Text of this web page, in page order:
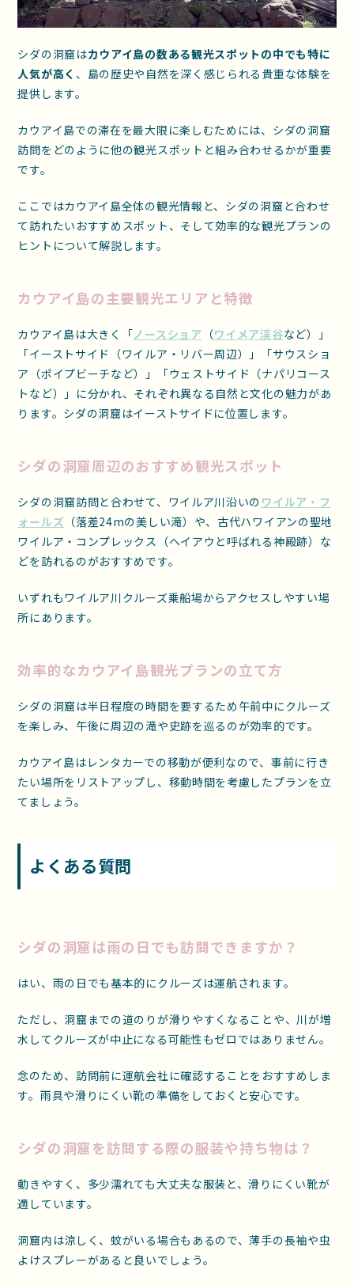
シダの洞窟はカウアイ島の数ある観光スポットの中でも特に
人気が高く 、島の歴史や自然を深く感じられる貴重な体験を
提供します。
カウアイ島での滞在を最大限に楽しむためには、シダの洞窟
訪問をどのように他の観光スポットと組み合わせるかが重要
です。
ここではカウアイ島全体の観光情報と、シダの洞窟と合わせ
て訪れたいおすすめスポット、そして効率的な観光プランの
ヒントについて解説します。
カウアイ島の主要観光エリアと特徴
カウアイ島は大きく「ノースショア （ワイメア渓谷など）」
「イーストサイド（ワイルア・リバー周辺）」「サウスショ
ア（ポイプビーチなど）」「ウェストサイド（ナパリコース
トなど）」に分かれ、それぞれ異なる自然と文化の魅力があ
ります。シダの洞窟はイーストサイドに位置します。
シダの洞窟周辺のおすすめ観光スポット
シダの洞窟訪問と合わせて、ワイルア川沿いの ワイルア・フ
ォールズ （落差24mの美しい滝）や、古代ハワイアンの聖地
ワイルア・コンプレックス（ヘイアウと呼ばれる神殿跡）な
どを訪れるのがおすすめです。
いずれもワイルア川クルーズ乗船場からアクセスしやすい場
所にあります。
効率的なカウアイ島観光プランの立て方
シダの洞窟は半日程度の時間を要するため午前中にクルーズ
を楽しみ、午後に周辺の滝や史跡を巡るのが効率的です。
カウアイ島はレンタカーでの移動が便利なので、事前に行き
たい場所をリストアップし、移動時間を考慮したプランを立
てましょう。
よくある質問
シダの洞窟は雨の日でも訪問できますか？
はい、雨の日でも基本的にクルーズは運航されます。
ただし、洞窟までの道のりが滑りやすくなることや、川が増
水してクルーズが中止になる可能性もゼロではありません。
念のため、訪問前に運航会社に確認することをおすすめしま
す。雨具や滑りにくい靴の準備をしておくと安心です。
シダの洞窟を訪問する際の服装や持ち物は？
動きやすく、多少濡れても大丈夫な服装と、滑りにくい靴が
適しています。
洞窟内は涼しく、蚊がいる場合もあるので、薄手の長袖や虫
よけスプレーがあると良いでしょう。